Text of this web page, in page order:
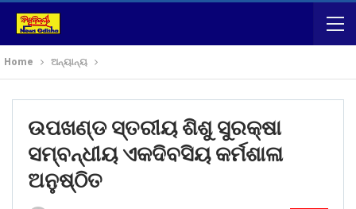
Home ଅନ୍ୟାନ୍ୟ
ଉପଖଣ୍ଡ ସ୍ତରୀୟ ଶିଶୁ ସୁରକ୍ଷା
ସମ୍ବନ୍ଧୀୟ ଏକଦିବସିୟ କର୍ମଶାଳା
ଅନୁଷ୍ଠିତ